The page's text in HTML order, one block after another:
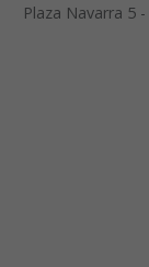
Plaza Navarra 5